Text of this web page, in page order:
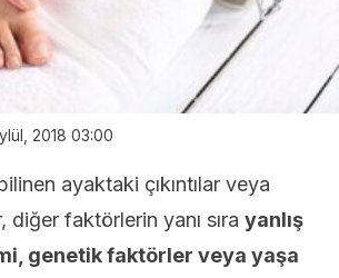
2018 03:00
ayaktaki çıkıntılar veya
diğer faktörlerin yanı sıra yanlış
genetik faktörler veya yaşa